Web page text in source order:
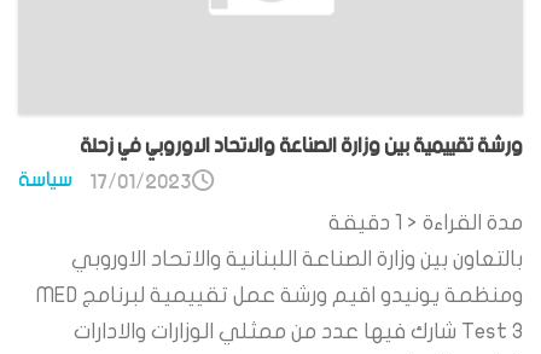
ورشة تقييمية بين وزارة الصناعة والاتحاد الاوروبي في زحلة
سياسة 17/01/2023
مدة القراءة < 1
دقيقة
بالتعاون بين وزارة الصناعة اللبنانية والاتحاد الاوروبي
ومنظمة يونيدو اقيم ورشة عمل تقييمية لبرنامج MED
Test 3 شارك فيها عدد من ممثلي الوزارات والادارات